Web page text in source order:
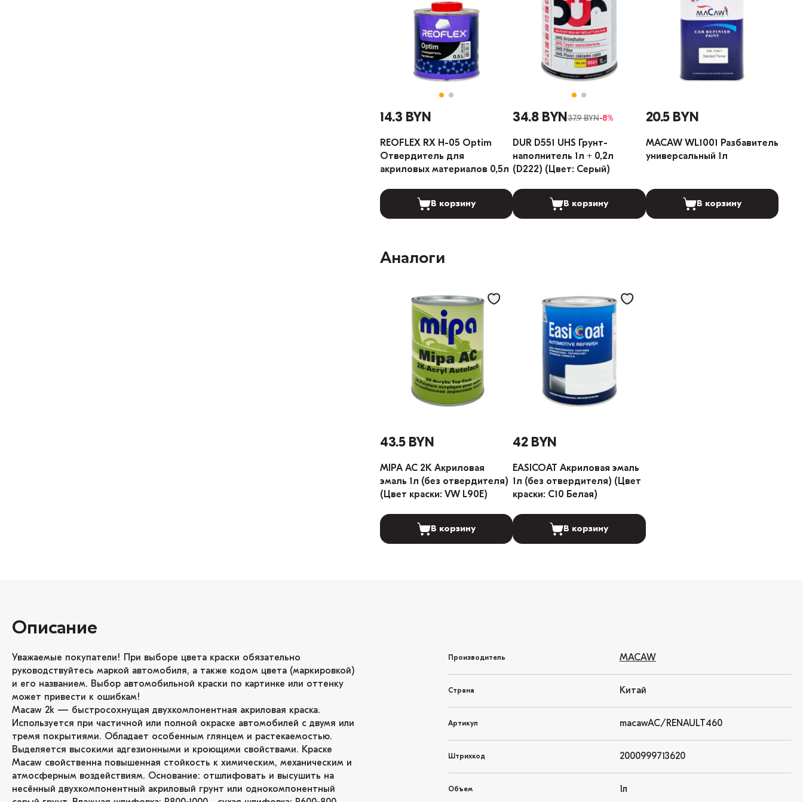
14.3 BYN
REOFLEX RX H-05 Optim
Отвердитель для
акриловых материалов 0,5л
В корзину
34.8 BYN37.9 BYN-8%
DUR D551 UHS Грунт-
наполнитель 1л + 0,2л
(D222) (Цвет: Серый)
В корзину
20.5 BYN
MACAW WL1001 Разбавитель
универсальный 1л
В корзину
Аналоги
43.5 BYN
MIPA AC 2K Акриловая
эмаль 1л (без отвердителя)
(Цвет краски: VW L90E)
В корзину
42 BYN
EASICOAT Акриловая эмаль
1л (без отвердителя) (Цвет
краски: C10 Белая)
В корзину
Описание
Уважаемые покупатели! При выборе цвета краски обязательно
руководствуйтесь маркой автомобиля, а также кодом цвета (маркировкой)
и его названием. Выбор автомобильной краски по картинке или оттенку
может привести к ошибкам!
Macaw 2k — быстросохнущая двухкомпонентная акриловая краска.
Используется при частичной или полной окраске автомобилей с двумя или
тремя покрытиями. Обладает особенным глянцем и растекаемостью.
Выделяется высокими адгезионными и кроющими свойствами. Краске
Macaw свойственна повышенная стойкость к химическим, механическим и
атмосферным воздействиям. Основание: отшлифовать и высушить на
несённый двухкомпонентный акриловый грунт или однокомпонентный
Производитель MACAW
Страна Китай
Артикул macawAC/RENAULT460
Штрихкод 2000999713620
Объем 1л